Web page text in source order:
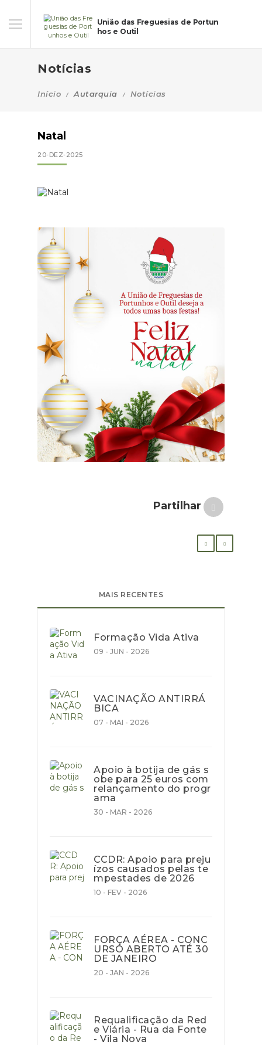
União das Freguesias de Portun
hos e Outil
Notícias
Início Autarquia Notícias
Natal
20-DEZ-2025
Partilhar
MAIS RECENTES
Formação Vida Ativa
09 - JUN - 2026
VACINAÇÃO ANTIRRÁ
BICA
07 - MAI - 2026
Apoio à botija de gás s
obe para 25 euros com
relançamento do progr
ama
30 - MAR - 2026
CCDR: Apoio para preju
ízos causados pelas te
mpestades de 2026
10 - FEV - 2026
FORÇA AÉREA - CONC
URSO ABERTO ATÉ 30
DE JANEIRO
20 - JAN - 2026
Requalificação da Red
e Viária - Rua da Fonte
- Vila Nova